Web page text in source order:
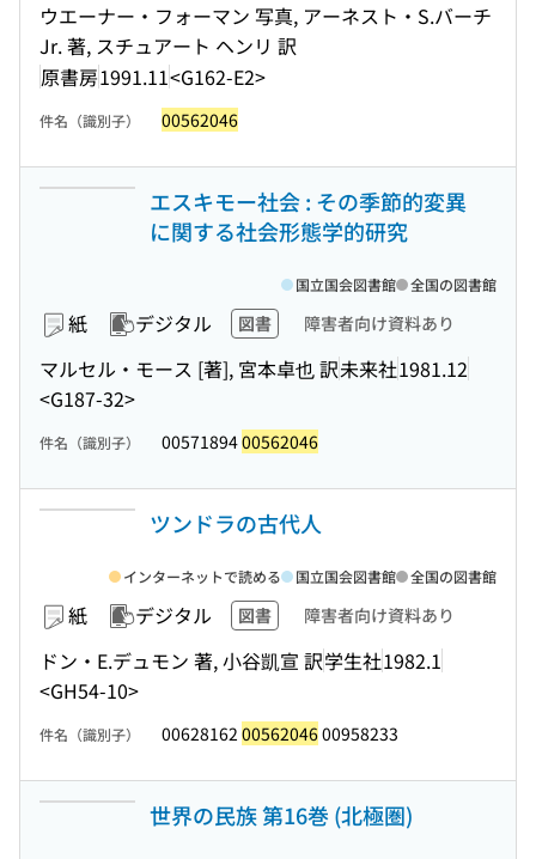
ウエーナー・フォーマン 写真, アーネスト・S.バーチ
Jr. 著, スチュアート ヘンリ 訳
原書房1991.11<G162-E2>
件名（識別子） 00562046
エスキモー社会 : その季節的変異
に関する社会形態学的研究
紙 デジタル 図書 障害者向け資料あり
マルセル・モース [著], 宮本卓也 訳未来社1981.12
<G187-32>
国立国会図書館 全国の図書館
件名（識別子） 0057189400562046
ツンドラの古代人
紙 デジタル 図書 障害者向け資料あり
ドン・E.デュモン 著, 小谷凱宣 訳学生社1982.1
<GH54-10>
インターネットで読める 国立国会図書館 全国の図書館
件名（識別子） 00628162 0056204600958233
世界の民族 第16巻 (北極圏)